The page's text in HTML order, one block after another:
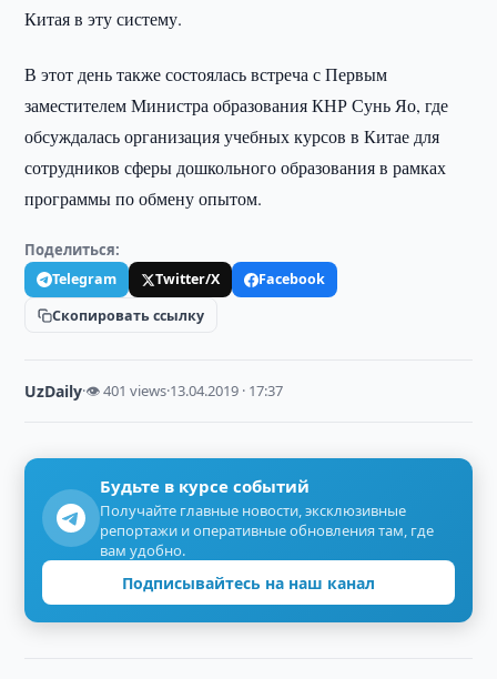
Китая в эту систему.
В этот день также состоялась встреча с Первым
заместителем Министра образования КНР Сунь Яо, где
обсуждалась организация учебных курсов в Китае для
сотрудников сферы дошкольного образования в рамках
программы по обмену опытом.
Поделиться:
Telegram Twitter/X
Facebook
Скопировать ссылку
UzDaily·👁 401 views·13.04.2019 · 17:37
Будьте в курсе событий
Получайте главные новости, эксклюзивные
репортажи и оперативные обновления там, где
вам удобно.
Подписывайтесь на наш канал